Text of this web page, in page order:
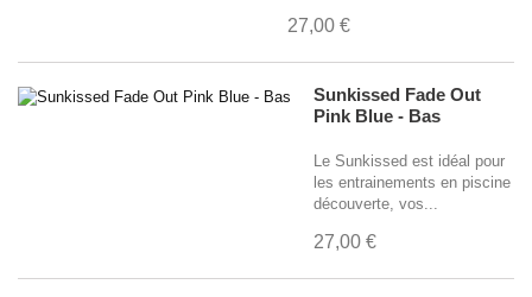
27,00 €
Sunkissed Fade Out
Pink Blue - Bas
Le Sunkissed est idéal pour
les entrainements en piscine
découverte, vos...
27,00 €